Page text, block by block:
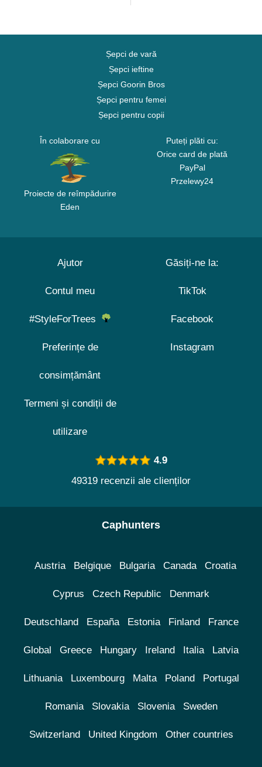
Șepci de vară
Șepci ieftine
Șepci Goorin Bros
Șepci pentru femei
Șepci pentru copii
În colaborare cu
Proiecte de reîmpădurire
Eden
Puteți plăti cu:
Orice card de plată
PayPal
Przelewy24
Ajutor
Contul meu
#StyleForTrees
Preferințe de
consimțământ
Termeni și condiții de
utilizare
Găsiți-ne la:
TikTok
Facebook
Instagram
4.9
49319 recenzii ale clienților
Caphunters
Austria Belgique Bulgaria Canada Croatia
Cyprus Czech Republic Denmark
Deutschland España Estonia Finland France
Global Greece Hungary Ireland Italia Latvia
Lithuania Luxembourg Malta Poland Portugal
Romania Slovakia Slovenia Sweden
Switzerland United Kingdom Other countries